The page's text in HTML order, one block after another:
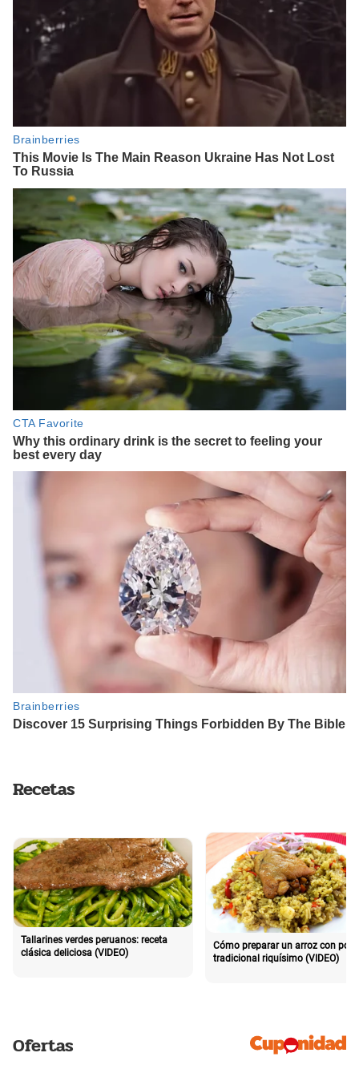
Recetas
Tallarines verdes peruanos: receta
clásica deliciosa (VIDEO)
Cómo preparar un arroz con pollo
tradicional riquísimo (VIDEO)
Ofertas